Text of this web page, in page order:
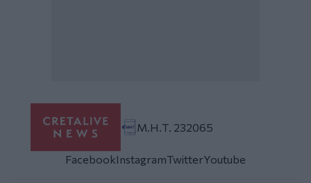
Μ.Η.Τ. 232065
FacebookInstagramTwitterYoutube